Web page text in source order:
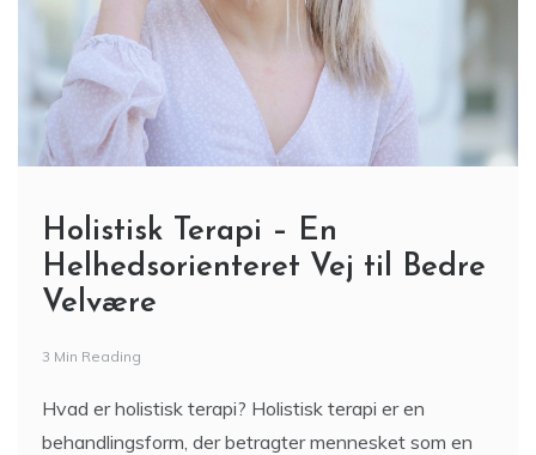
Holistisk Terapi – En
Helhedsorienteret Vej til Bedre
Velvære
3 Min Reading
Hvad er holistisk terapi? Holistisk terapi er en
behandlingsform, der betragter mennesket som en